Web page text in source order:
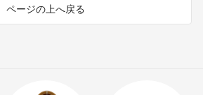
ページの上へ戻る